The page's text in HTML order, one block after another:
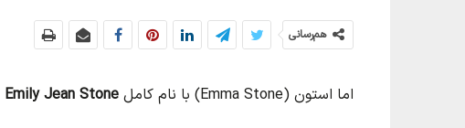
هم‌رسانی
اما استون (Emma Stone) با نام کامل Emily Jean Stone